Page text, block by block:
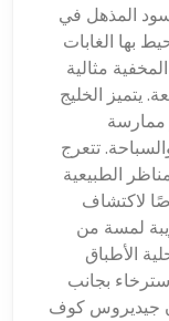
المذهل في
بها الغابات
مثالية
يتميز الخليج
ممارسة
تتعرج
الطبيعية
لاكتشاف
لمسة من
الأطباق
بجانب
جيديروس كوف